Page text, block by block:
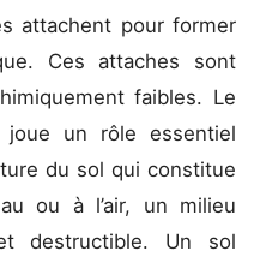
attachent pour former
Ces attaches sont
faibles. Le
joue un rôle essentiel
du sol qui constitue
ou à l’air, un milieu
destructible. Un sol